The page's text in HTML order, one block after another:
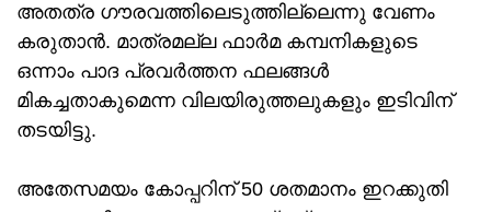
അതത്ര ഗൗരവത്തിലെടുത്തില്ലെന്നു വേണം
കരുതാന്‍. മാത്രമല്ല ഫാര്‍മ കമ്പനികളുടെ
ഒന്നാം പാദ പ്രവര്‍ത്തന ഫലങ്ങള്‍
മികച്ചതാകുമെന്ന വിലയിരുത്തലുകളും ഇടിവിന്
തടയിട്ടു.
അതേസമയം കോപ്പറിന് 50 ശതമാനം ഇറക്കുതി